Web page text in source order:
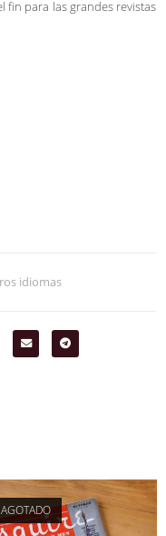
fin para las grandes revistas
idiomas
AGOTADO